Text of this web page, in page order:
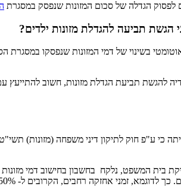
הגדלה של סכום המזונות שנפסק במסגרת
הגשת תביעה להגדלת מזונות ילדים?
בשינוי של דמי המזונות שנפסקו במסגרת
להגשת תביעת הגדלת מזונות, חשוב להתייעץ
בית המשפט, נלקח בחשבון בחישוב דמי מזונות
להפחתת דמי מזונות ילדים ב- 50% בקירוב, הכל ע"פ נסיבות העניין ושיקול דעתו של בית המשפט.